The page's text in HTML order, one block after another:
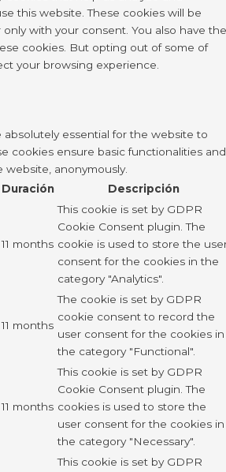
this website. These cookies will be
with your consent. You also have the
cookies. But opting out of some of
your browsing experience.
absolutely essential for the website to
cookies ensure basic functionalities and
website, anonymously.
Duración Descripción
11 months
This cookie is set by GDPR
Cookie Consent plugin. The
cookie is used to store the
consent for the cookies in the
category "Analytics".
11 months
The cookie is set by GDPR
cookie consent to record the
user consent for the cookies in
the category "Functional".
11 months
This cookie is set by GDPR
Cookie Consent plugin. The
cookies is used to store the
user consent for the cookies in
the category "Necessary".
This cookie is set by GDPR